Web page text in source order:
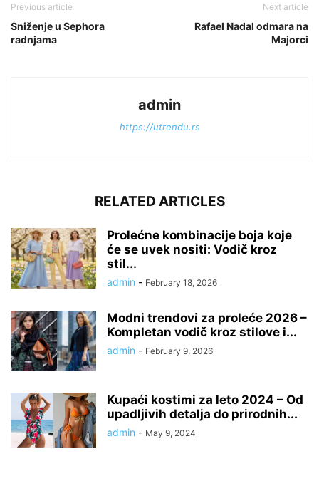
Previous article
Sniženje u Sephora
radnjama
Next article
Rafael Nadal odmara na
Majorci
admin
https://utrendu.rs
RELATED ARTICLES
Prolećne kombinacije boja koje
će se uvek nositi: Vodič kroz
stil...
admin - February 18, 2026
Modni trendovi za proleće 2026 –
Kompletan vodič kroz stilove i...
admin - February 9, 2026
Kupaći kostimi za leto 2024 – Od
upadljivih detalja do prirodnih...
admin - May 9, 2024